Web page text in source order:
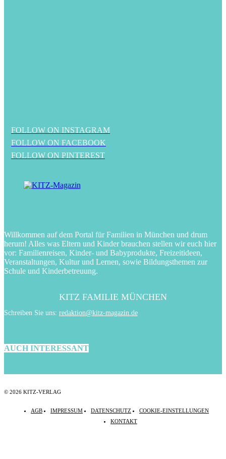
FOLLOW ON INSTAGRAM
FOLLOW ON FACEBOOK
FOLLOW ON PINTEREST
Willkommen auf dem Portal für Familien in München und drum
herum! Alles was Eltern und Kinder brauchen stellen wir euch hier
vor: Familienreisen, Kinder- und Babyprodukte, Freizeitideen,
Veranstaltungen, Kultur und Lernen, sowie Bildungsthemen zur
Schule und Kinderbetreuung.
KITZ FAMILIE MÜNCHEN
Schreiben Sie uns: redaktion@kitz-magazin.de
AUCH INTERESSANT
© 2026 KITZ-VERLAG
AGB IMPRESSUM DATENSCHUTZ
COOKIE-EINSTELLUNGEN
KONTAKT